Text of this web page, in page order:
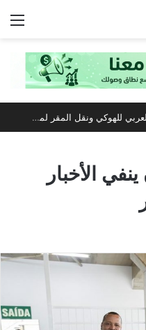
سلطنة عُمان تفوز برئاسة الاتحاد العربي للهوكي ونقل المقر لمسقط
الأخبار